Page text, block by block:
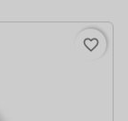
favorite_border